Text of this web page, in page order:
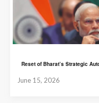
Reset of Bharat’s Strategic
June 15, 2026